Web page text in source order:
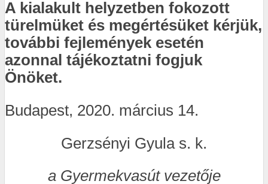
A kialakult helyzetben fokozott
türelmüket és megértésüket kérjük,
további fejlemények esetén
azonnal tájékoztatni fogjuk
Önöket.
Budapest, 2020. március 14.
Gerzsényi Gyula s. k.
a Gyermekvasút vezetője